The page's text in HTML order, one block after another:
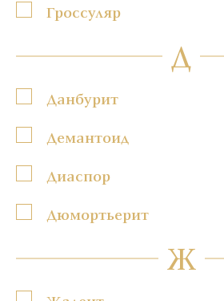
Гроссуляр
Д
Данбурит
Демантоид
Диаспор
Дюмортьерит
Ж